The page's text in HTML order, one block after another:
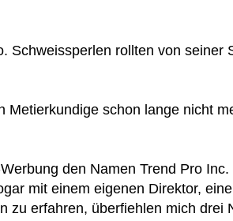
Schweissperlen rollten von seiner
schon lange nicht
den Namen Trend Pro
mit einem eigenen Direktor,
zu erfahren, überfiehlen mich drei